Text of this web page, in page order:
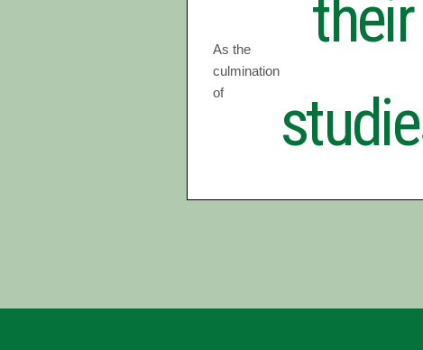
As the
culmination
of
their